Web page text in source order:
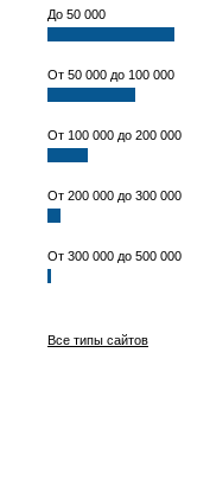
До 50 000
От 50 000 до 100 000
От 100 000 до 200 000
От 200 000 до 300 000
От 300 000 до 500 000
Все типы сайтов